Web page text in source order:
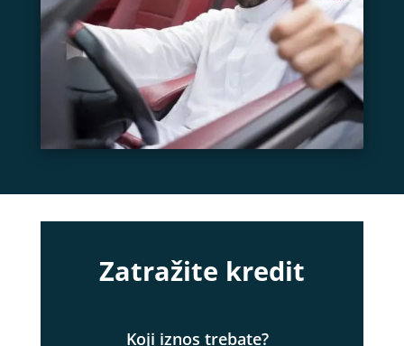
Zatražite kredit
Koji iznos trebate?